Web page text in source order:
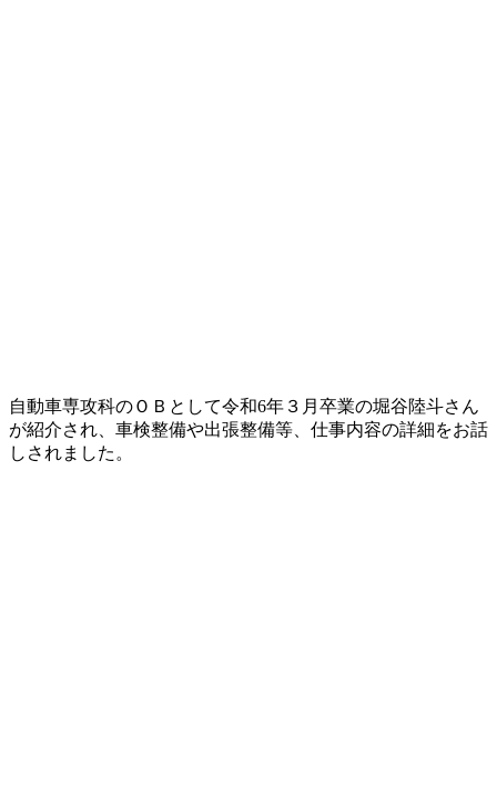
自動車専攻科のＯＢとして令和6年３月卒業の堀谷陸斗さん
が紹介され、車検整備や出張整備等、仕事内容の詳細をお話
しされました。